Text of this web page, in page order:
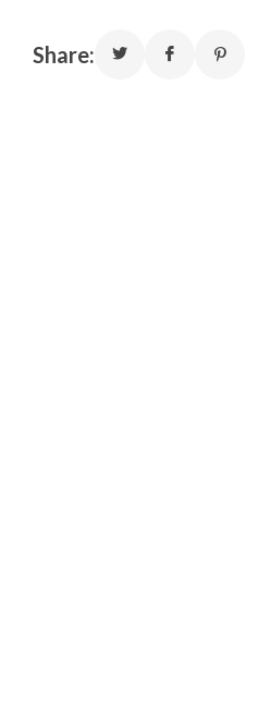
Share: